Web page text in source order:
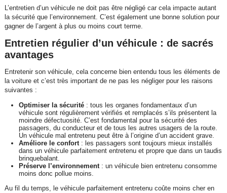
L’entretien d’un véhicule ne doit pas être négligé car cela impacte autant
la sécurité que l’environnement. C’est également une bonne solution pour
gagner de l’argent à plus ou moins court terme.
Entretien régulier d’un véhicule : de sacrés
avantages
Entretenir son véhicule, cela concerne bien entendu tous les éléments de
la voiture et c’est très important de ne pas les négliger pour les raisons
suivantes :
Optimiser la sécurité: tous les organes fondamentaux d’un
véhicule sont régulièrement vérifiés et remplacés s’ils présentent la
moindre défectuosité. C’est fondamental pour la sécurité des
passagers, du conducteur et de tous les autres usagers de la route.
Un véhicule mal entretenu peut être à l’origine d’un accident grave.
Améliore le confort: les passagers sont toujours mieux installés
dans un véhicule parfaitement entretenu et propre que dans un taudis
brinquebalant.
Préserve l’environnement: un véhicule bien entretenu consomme
moins donc pollue moins.
Au fil du temps, le véhicule parfaitement entretenu coûte moins cher en